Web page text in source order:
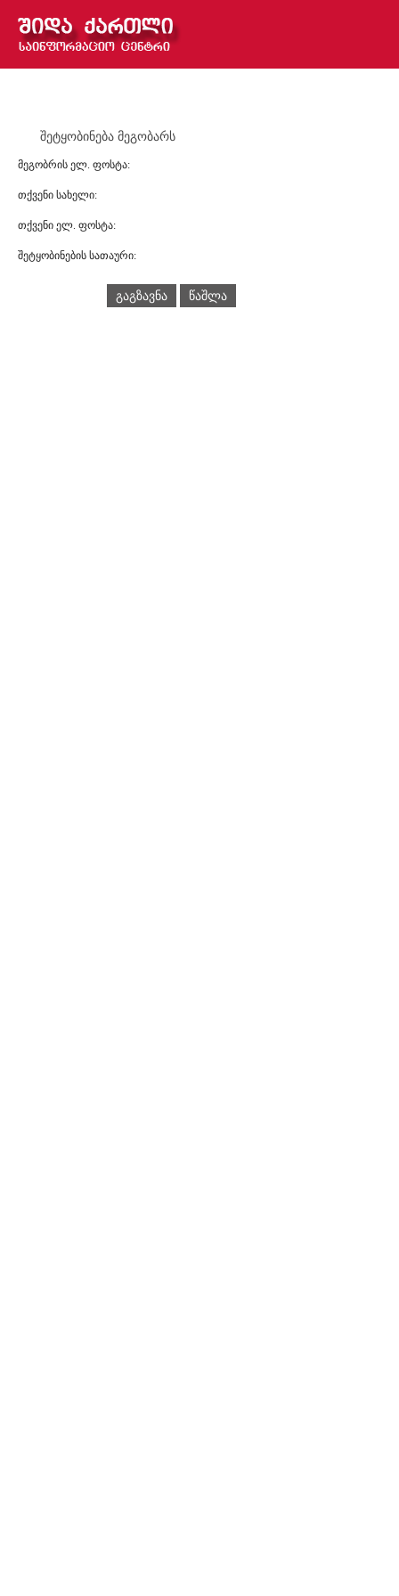
შეტყობინება მეგობარს
მეგობრის ელ. ფოსტა:
თქვენი სახელი:
თქვენი ელ. ფოსტა:
შეტყობინების სათაური:
გაგზავნა წაშლა